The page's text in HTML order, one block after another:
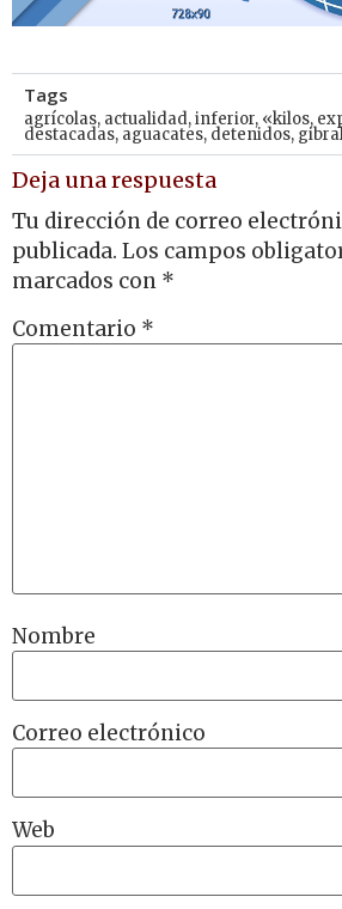
Tags
agrícolas, actualidad,inferior, «kilos,
destacadas, aguacates, detenidos,
Deja una respuesta
Tu dirección de correo
publicada. Los campos
marcados con *
Comentario *
Nombre
Correo electrónico
Web